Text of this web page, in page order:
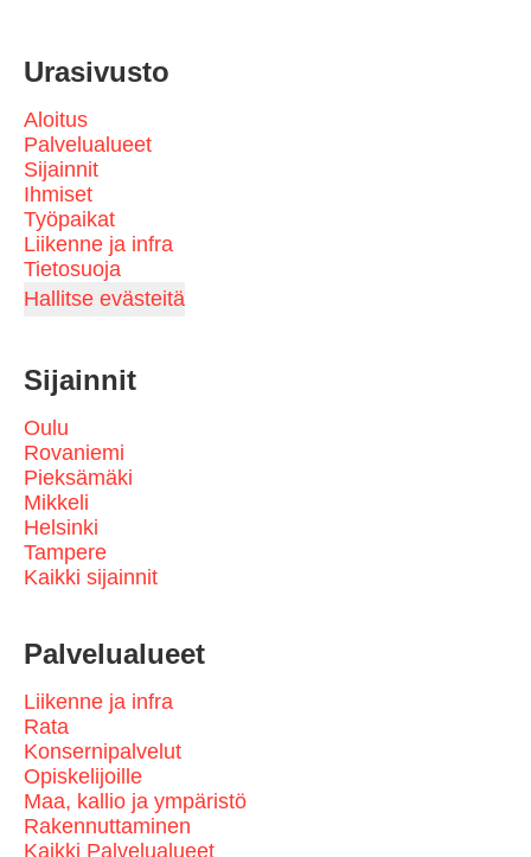
Urasivusto
Aloitus
Palvelualueet
Sijainnit
Ihmiset
Työpaikat
Liikenne ja infra
Tietosuoja
Hallitse evästeitä
Sijainnit
Oulu
Rovaniemi
Pieksämäki
Mikkeli
Helsinki
Tampere
Kaikki sijainnit
Palvelualueet
Liikenne ja infra
Rata
Konsernipalvelut
Opiskelijoille
Maa, kallio ja ympäristö
Rakennuttaminen
Kaikki Palvelualueet